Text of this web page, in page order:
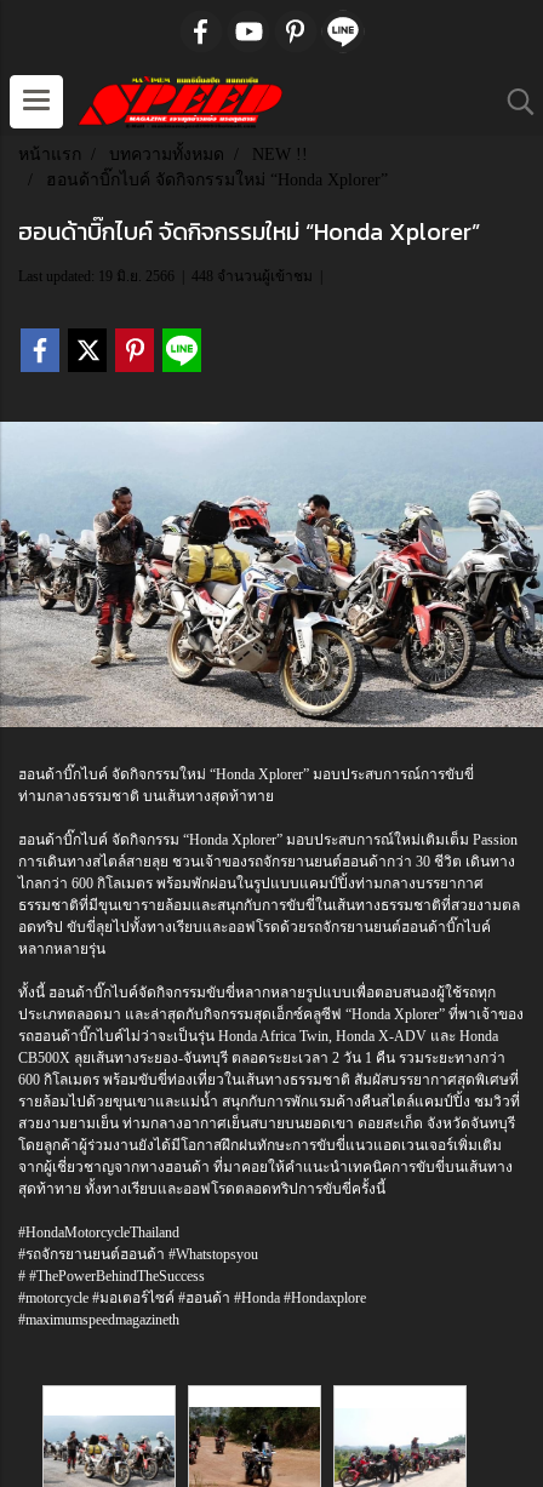
หน้าแรก บทความทั้งหมด
NEW !!
ฮอนด้าบิ๊กไบค์ จัดกิจกรรมใหม่ “Honda Xplorer”
ฮอนด้าบิ๊กไบค์ จัดกิจกรรมใหม่ “Honda Xplorer”
Last updated: 19 มิ.ย. 2566 448 จำนวนผู้เข้าชม
ฮอนด้าบิ๊กไบค์ จัดกิจกรรมใหม่ “Honda Xplorer” มอบประสบการณ์การขับขี่
ท่ามกลางธรรมชาติ บนเส้นทางสุดท้าทาย
ฮอนด้าบิ๊กไบค์ จัดกิจกรรม “Honda Xplorer” มอบประสบการณ์ใหม่เติมเต็ม Passion
การเดินทางสไตล์สายลุย ชวนเจ้าของรถจักรยานยนต์ฮอนด้ากว่า 30 ชีวิต เดินทาง
ไกลกว่า 600 กิโลเมตร พร้อมพักผ่อนในรูปแบบแคมป์ปิ้งท่ามกลางบรรยากาศ
ธรรมชาติที่มีขุนเขารายล้อมและสนุกกับการขับขี่ในเส้นทางธรรมชาติที่สวยงามตล
อดทริป ขับขี่ลุยไปทั้งทางเรียบและออฟโรดด้วยรถจักรยานยนต์ฮอนด้าบิ๊กไบค์
หลากหลายรุ่น
ทั้งนี้ ฮอนด้าบิ๊กไบค์จัดกิจกรรมขับขี่หลากหลายรูปแบบเพื่อตอบสนองผู้ใช้รถทุก
ประเภทตลอดมา และล่าสุดกับกิจกรรมสุดเอ็กซ์คลูซีฟ “Honda Xplorer” ที่พาเจ้าของ
รถฮอนด้าบิ๊กไบค์ไม่ว่าจะเป็นรุ่น Honda Africa Twin, Honda X-ADV และ Honda
CB500X ลุยเส้นทางระยอง-จันทบุรี ตลอดระยะเวลา 2 วัน 1 คืน รวมระยะทางกว่า
600 กิโลเมตร พร้อมขับขี่ท่องเที่ยวในเส้นทางธรรมชาติ สัมผัสบรรยากาศสุดพิเศษที่
รายล้อมไปด้วยขุนเขาและแม่น้ำ สนุกกับการพักแรมค้างคืนสไตล์แคมป์ปิ้ง ชมวิวที่
สวยงามยามเย็น ท่ามกลางอากาศเย็นสบายบนยอดเขา ดอยสะเก็ด จังหวัดจันทบุรี
โดยลูกค้าผู้ร่วมงานยังได้มีโอกาสฝึกฝนทักษะการขับขี่แนวแอดเวนเจอร์เพิ่มเติม
จากผู้เชี่ยวชาญจากทางฮอนด้า ที่มาคอยให้คำแนะนำเทคนิคการขับขี่บนเส้นทาง
สุดท้าทาย ทั้งทางเรียบและออฟโรดตลอดทริปการขับขี่ครั้งนี้
#HondaMotorcycleThailand
#รถจักรยานยนต์ฮอนด้า #Whatstopsyou
# #ThePowerBehindTheSuccess
#motorcycle #มอเตอร์ไซค์ #ฮอนด้า #Honda #Hondaxplore
#maximumspeedmagazineth